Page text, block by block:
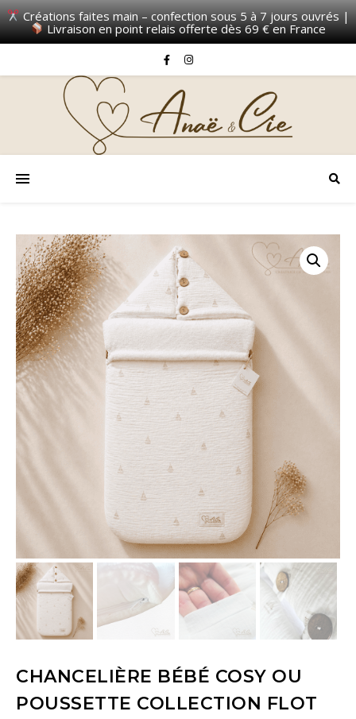
Créations faites main – confection sous 5 à 7 jours ouvrés |
Livraison en point relais offerte dès 69 € en France
CHANCELIÈRE BÉBÉ COSY OU
POUSSETTE COLLECTION FLOT